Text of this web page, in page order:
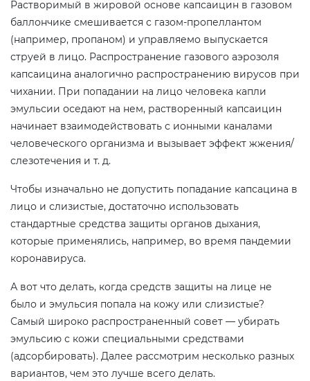
Растворимый в жировой основе капсаицин в газовом
баллончике смешивается с газом-пропеллантом
(например, пропаном) и управляемо выпускается
струей в лицо. Распространение газового аэрозоля
капсаицина аналогично распространению вирусов при
чихании. При попадании на лицо человека капли
эмульсии оседают на нем, растворенный капсаицин
начинает взаимодействовать с ионными каналами
человеческого организма и вызывает эффект жжения/
слезотечения и т. д.
Чтобы изначально не допустить попадание капсацина в
лицо и слизистые, достаточно использовать
стандартные средства защиты органов дыхания,
которые применялись, например, во время пандемии
коронавируса.
А вот что делать, когда средств защиты на лице не
было и эмульсия попала на кожу или слизистые?
Самый широко распространенный совет — убирать
эмульсию с кожи специальными средствами
(адсорбировать). Далее рассмотрим несколько разных
вариантов, чем это лучше всего делать.